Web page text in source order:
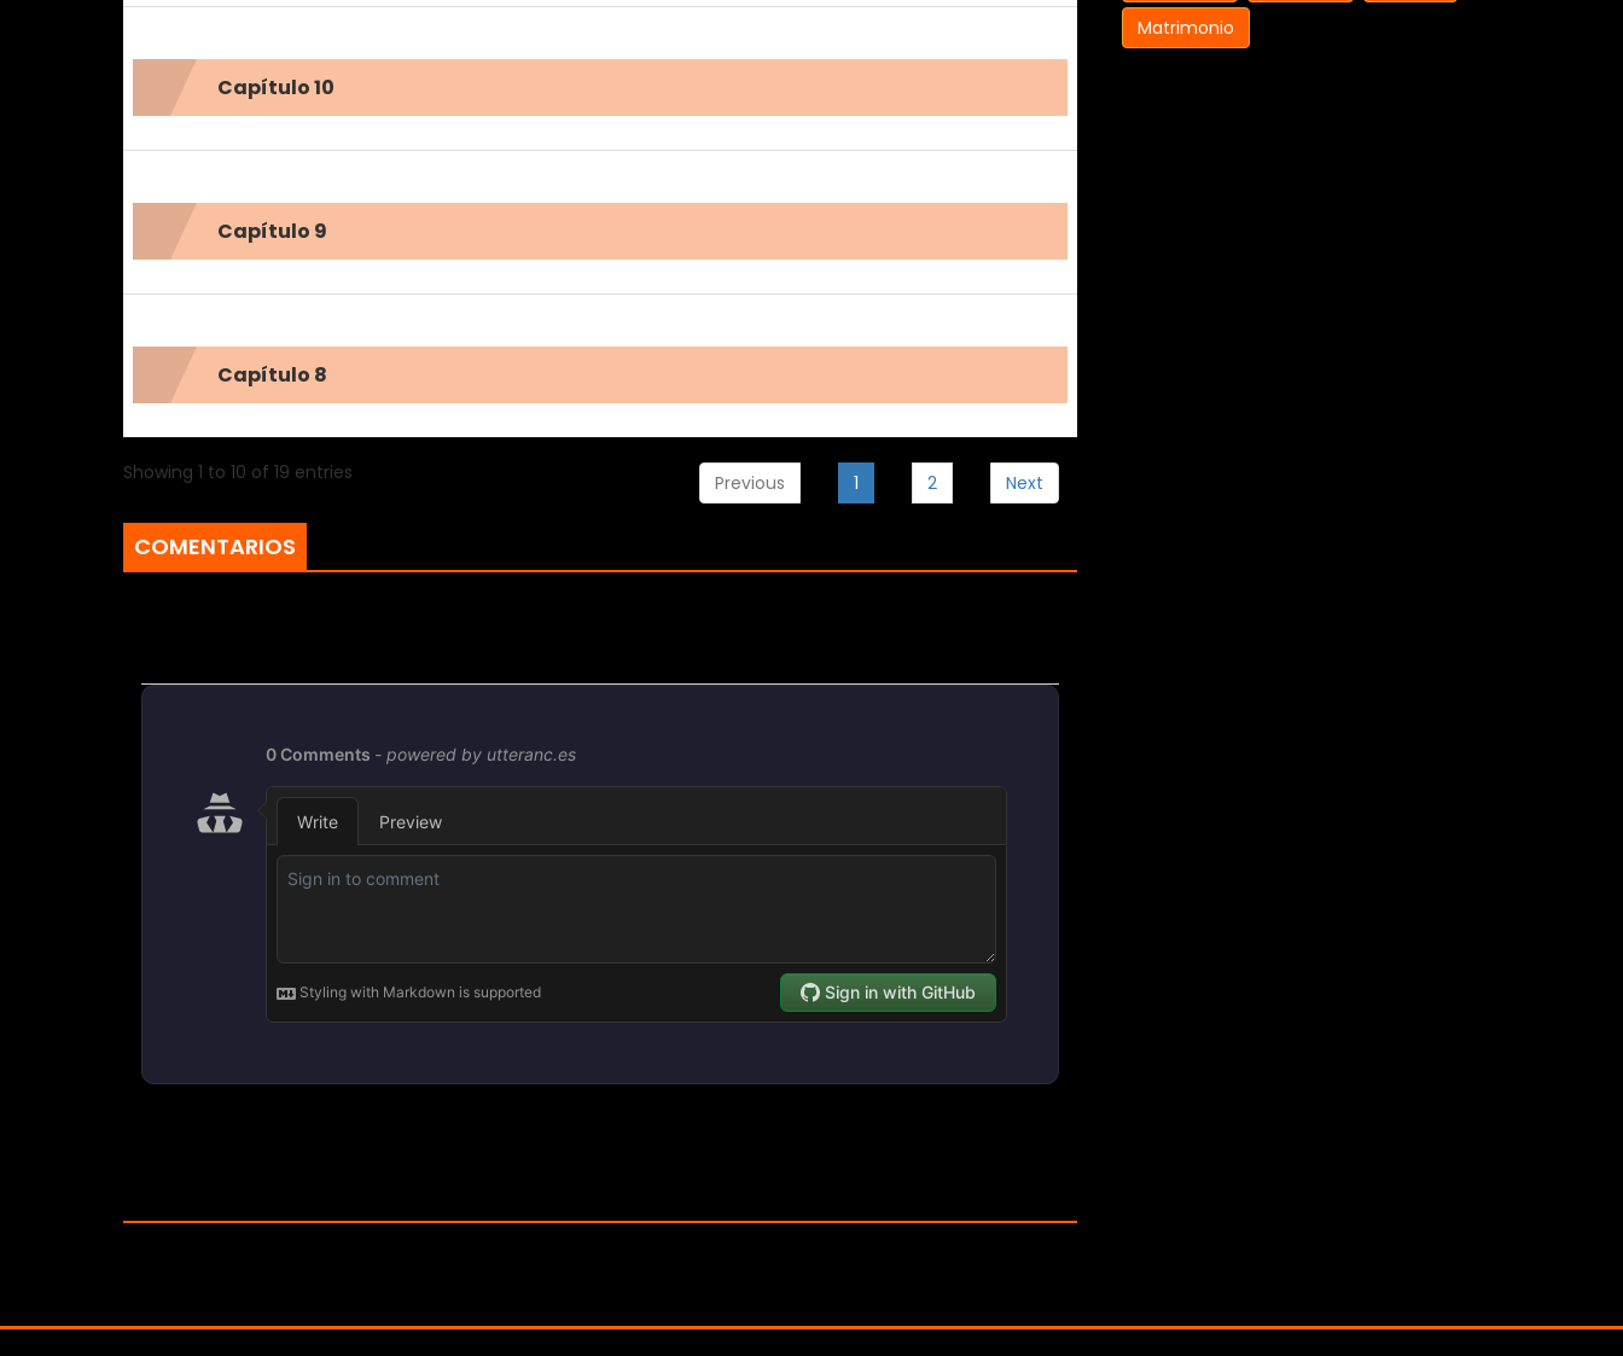
Capítulo 10
Capítulo 9
Capítulo 8
Showing 1 to 10 of 19 entries Previous 1 2 Next
COMENTARIOS
Matrimonio